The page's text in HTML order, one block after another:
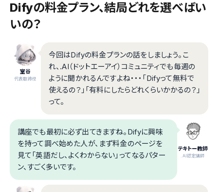
Difyの料金プラン、結局どれを選べばい
いの？
室谷
代表取締役
今回はDifyの料金プランの話をしましょう。こ
れ、.AI（ドットエーアイ）コミュニティでも毎週の
ように聞かれるんですよね・・・「Difyって無料で
使えるの？」「有料にしたらどれくらいかかるの？」
って。
テキトー教師
.AI認定講師
講座でも最初に必ず出てきますね。Difyに興味
を持って調べ始めた人が、まず料金のページを
見て「英語だし、よくわからない」ってなるパター
ン、すごく多いです。